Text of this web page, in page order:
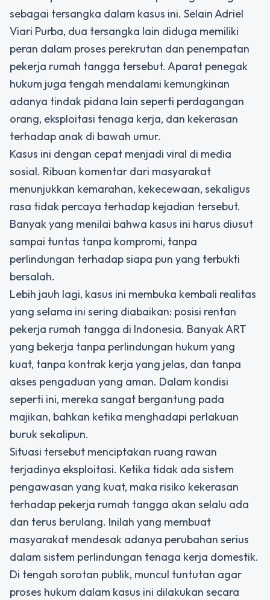
sebagai tersangka dalam kasus ini. Selain Adriel
Viari Purba, dua tersangka lain diduga memiliki
peran dalam proses perekrutan dan penempatan
pekerja rumah tangga tersebut. Aparat penegak
hukum juga tengah mendalami kemungkinan
adanya tindak pidana lain seperti perdagangan
orang, eksploitasi tenaga kerja, dan kekerasan
terhadap anak di bawah umur.
Kasus ini dengan cepat menjadi viral di media
sosial. Ribuan komentar dari masyarakat
menunjukkan kemarahan, kekecewaan, sekaligus
rasa tidak percaya terhadap kejadian tersebut.
Banyak yang menilai bahwa kasus ini harus diusut
sampai tuntas tanpa kompromi, tanpa
perlindungan terhadap siapa pun yang terbukti
bersalah.
Lebih jauh lagi, kasus ini membuka kembali realitas
yang selama ini sering diabaikan: posisi rentan
pekerja rumah tangga di Indonesia. Banyak ART
yang bekerja tanpa perlindungan hukum yang
kuat, tanpa kontrak kerja yang jelas, dan tanpa
akses pengaduan yang aman. Dalam kondisi
seperti ini, mereka sangat bergantung pada
majikan, bahkan ketika menghadapi perlakuan
buruk sekalipun.
Situasi tersebut menciptakan ruang rawan
terjadinya eksploitasi. Ketika tidak ada sistem
pengawasan yang kuat, maka risiko kekerasan
terhadap pekerja rumah tangga akan selalu ada
dan terus berulang. Inilah yang membuat
masyarakat mendesak adanya perubahan serius
dalam sistem perlindungan tenaga kerja domestik.
Di tengah sorotan publik, muncul tuntutan agar
proses hukum dalam kasus ini dilakukan secara